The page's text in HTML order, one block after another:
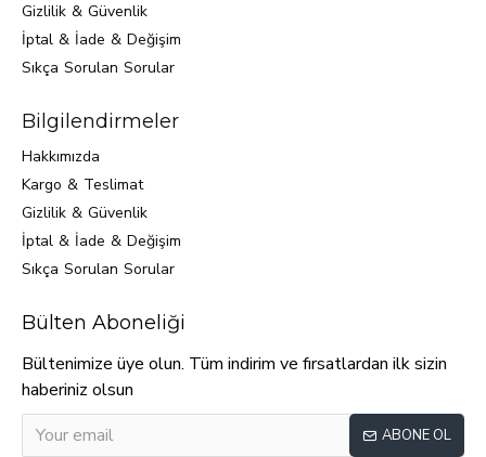
Gizlilik & Güvenlik
İptal & İade & Değişim
Sıkça Sorulan Sorular
Bilgilendirmeler
Hakkımızda
Kargo & Teslimat
Gizlilik & Güvenlik
İptal & İade & Değişim
Sıkça Sorulan Sorular
Bülten Aboneliği
Bültenimize üye olun. Tüm indirim ve fırsatlardan ilk sizin
haberiniz olsun
ABONE OL